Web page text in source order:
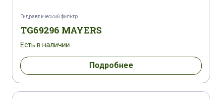
Гидравлический фильтр
TG69296 MAYERS
Есть в наличии
Подробнее